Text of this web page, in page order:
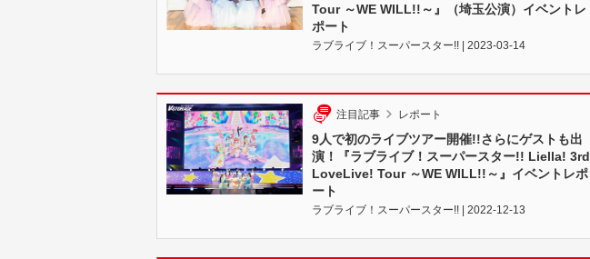
Tour ～WE WILL!!～』（埼玉公演）イベントレ
ポート
ラブライブ！スーパースター!! | 2023-03-14
注目記事 レポート
9人で初のライブツアー開催!!さらにゲストも出
演！『ラブライブ！スーパースター!! Liella! 3rd
LoveLive! Tour ～WE WILL!!～』イベントレポ
ート
ラブライブ！スーパースター!! | 2022-12-13